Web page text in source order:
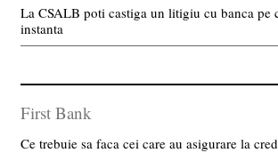
La CSALB poti castiga un litigiu cu banca pe
instanta
First Bank
Ce trebuie sa faca cei care au asigurare la